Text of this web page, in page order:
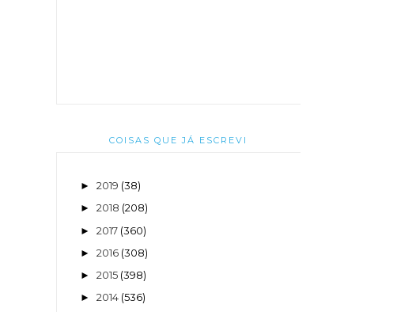
COISAS QUE JÁ ESCREVI
► 2019 (38)
► 2018 (208)
► 2017 (360)
► 2016 (308)
► 2015 (398)
► 2014 (536)